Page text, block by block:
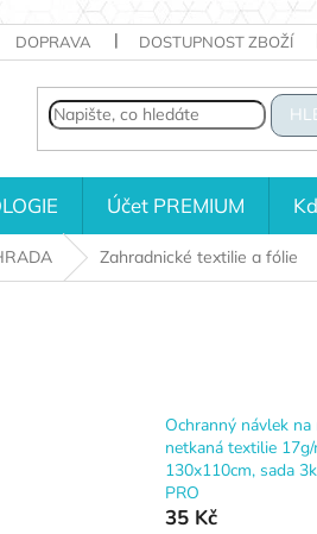
DOPRAVA DOSTUPNOST ZBOŽÍ
Účet PREMIUM
Zahradnické textilie a fólie
Ochranný návlek
netkaná textilie
130x110cm, sada
PRO
35 Kč